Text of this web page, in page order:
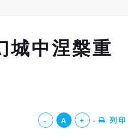
城中涅槃重
- A + 列印